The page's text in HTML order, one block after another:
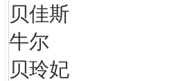
贝佳斯
牛尔
贝玲妃